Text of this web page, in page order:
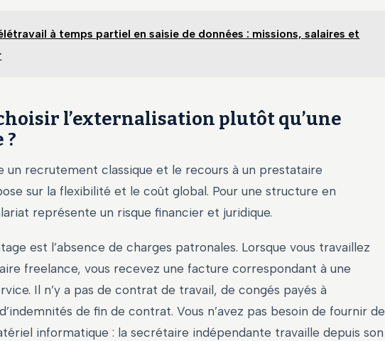
à temps partiel en saisie de données : missions, salaires et
l’externalisation plutôt qu’une
?
un recrutement classique et le recours à un prestataire
sur la flexibilité et le coût global. Pour une structure en
représente un risque financier et juridique.
est l’absence de charges patronales. Lorsque vous travaillez
freelance, vous recevez une facture correspondant à une
Il n’y a pas de contrat de travail, de congés payés à
de fin de contrat. Vous n’avez pas besoin de fournir de
informatique : la secrétaire indépendante travaille depuis son